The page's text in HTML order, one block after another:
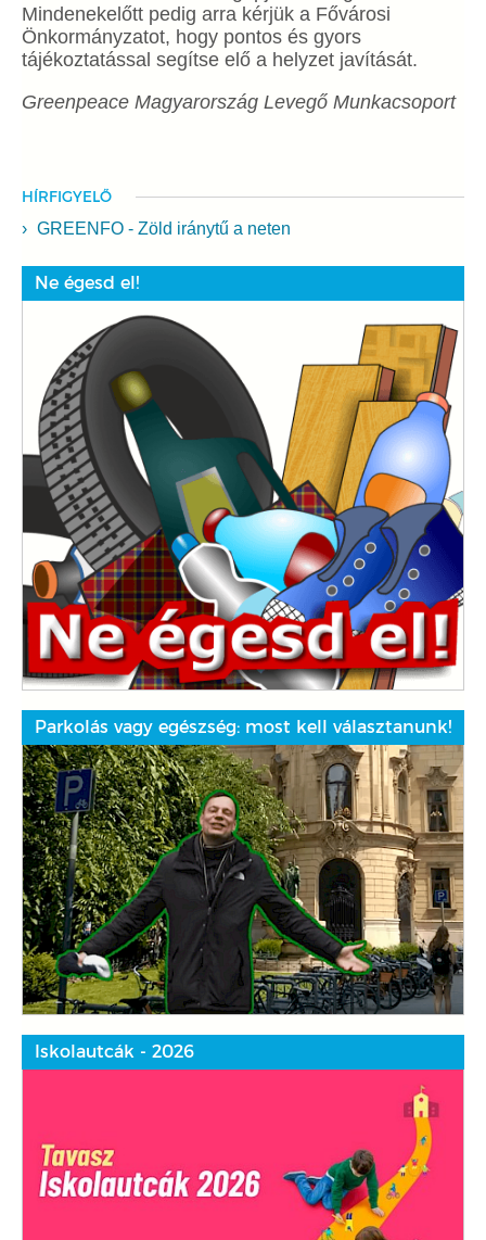
Mindenekelőtt pedig arra kérjük a Fővárosi
Önkormányzatot, hogy pontos és gyors
tájékoztatással segítse elő a helyzet javítását.
Greenpeace Magyarország Levegő Munkacsoport
HÍRFIGYELŐ
GREENFO - Zöld iránytű a neten
Ne égesd el!
Parkolás vagy egészség: most kell választanunk!
Iskolautcák - 2026